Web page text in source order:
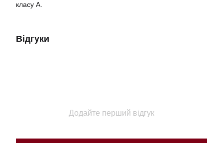
класу А.
Відгуки
Додайте перший відгук